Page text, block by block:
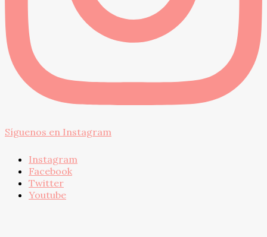
Síguenos en Instagram
Instagram
Facebook
Twitter
Youtube